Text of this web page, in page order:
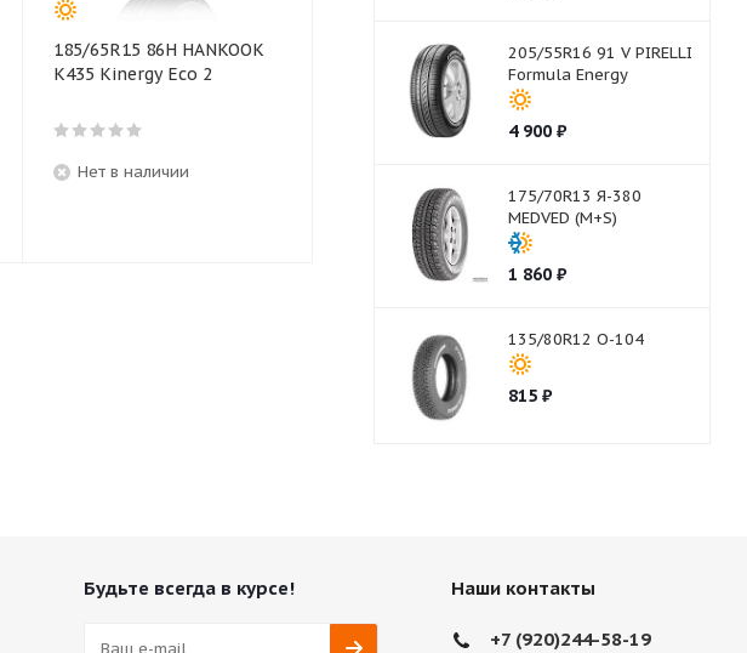
185/65R15 86H HANKOOK
K435 Kinergy Eco 2
Нет в наличии
185/65R15 88 H COMPASAL
Blazer HP
185/65R15
205/55R16 91 V PIRELLI
Formula Energy
4 900₽
175/70R13 Я-380
MEDVED (M+S)
1 860₽
135/80R12 О-104
815₽
Будьте всегда в курсе! Наши контакты
+7 (920)244-58-19